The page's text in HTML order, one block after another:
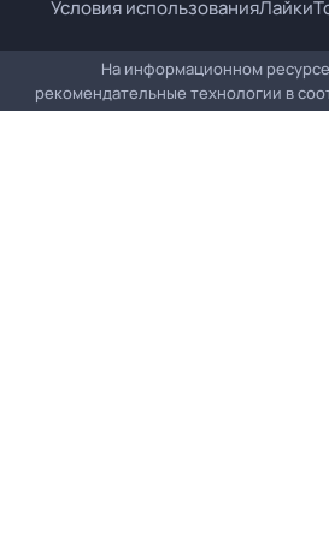
Условия использованияЛайки
На информационном
рекомендательные технологии в